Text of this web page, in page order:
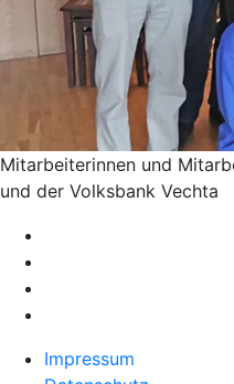
Mitarbeiterinnen und
und der Volksbank Vechta
Impressum